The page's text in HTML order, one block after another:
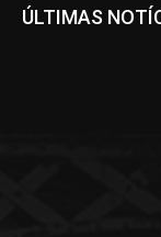
ÚLTIMAS